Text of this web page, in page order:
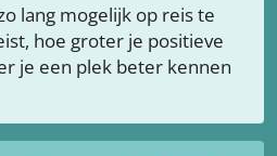
lang mogelijk op reis te
hoe groter je positieve
je een plek beter kennen